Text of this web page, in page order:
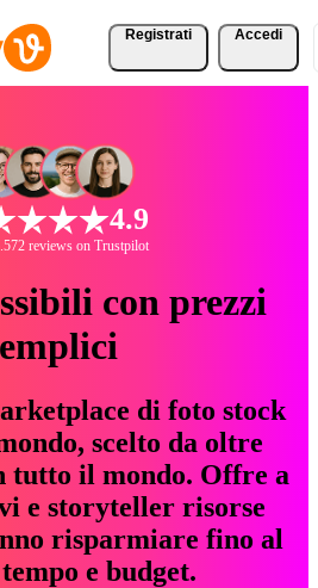
Registrati Accedi
4.9
reviews on Trustpilot
con prezzi
di foto stock
scelto da oltre
tutto il mondo. Offre a
e storyteller risorse
risparmiare fino al
e budget.